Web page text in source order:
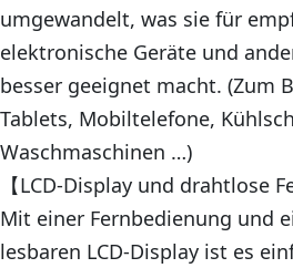
umgewandelt, was sie für
elektronische Geräte und
besser geeignet macht. (Zum
Tablets, Mobiltelefone,
Waschmaschinen …)
【LCD-Display und drahtlose
Mit einer Fernbedienung und
lesbaren LCD-Display ist es